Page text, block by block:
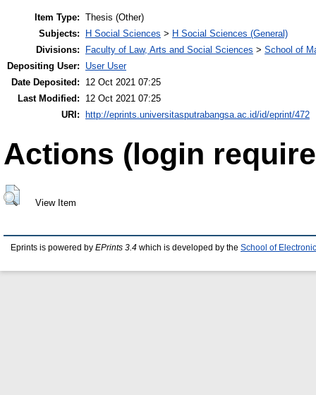
Item Type: Thesis (Other)
Subjects:
H Social Sciences > H Social Sciences (General)
Divisions:
Faculty of Law, Arts and Social Sciences > School of
Depositing User:
User User
Date Deposited:
12 Oct 2021 07:25
Last Modified:
12 Oct 2021 07:25
URI:
http://eprints.universitasputrabangsa.ac.id/id/eprint/472
Actions (login
View Item
Eprints is powered by EPrints 3.4 which is developed by the School of